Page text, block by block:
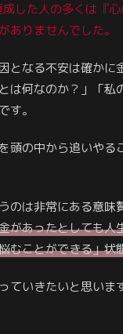
した人の多くは『
ありませんでした。
となる不安は確か
は何なのか？」「
す。
頭の中から追いや
のは非常にある意味
があったとしても
むことができる」
ていきたいと思いま